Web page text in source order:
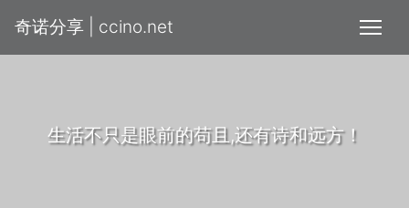
奇诺分享 | ccino.net
生活不只是眼前的苟且,还有诗和远方！